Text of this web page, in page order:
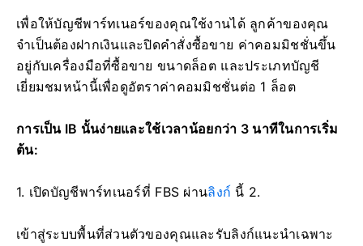
เพื่อให้บัญชีพาร์ทเนอร์ของคุณใช้งานได้ ลูกค้าของคุณ
จำเป็นต้องฝากเงินและปิดคำสั่งซื้อขาย ค่าคอมมิชชั่นขึ้น
อยู่กับเครื่องมือที่ซื้อขาย ขนาดล็อต และประเภทบัญชี
เยี่ยมชมหน้านี้เพื่อดูอัตราค่าคอมมิชชั่นต่อ 1 ล็อต
การเป็น IB นั้นง่ายและใช้เวลาน้อยกว่า 3 นาทีในการเริ่ม
ต้น:
1. เปิดบัญชีพาร์ทเนอร์ที่ FBS ผ่านลิงก์ นี้ 2.
เข้าสู่ระบบพื้นที่ส่วนตัวของคุณและรับลิงก์แนะนำเฉพาะ